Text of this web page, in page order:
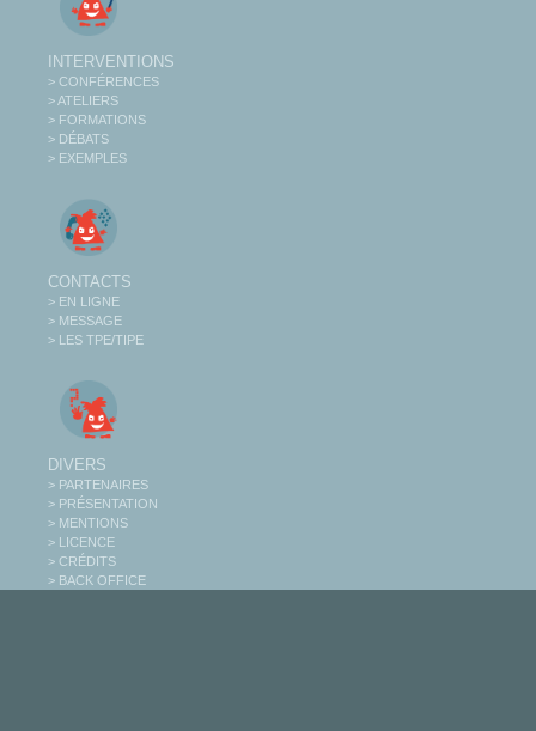
INTERVENTIONS
> CONFÉRENCES
> ATELIERS
> FORMATIONS
> DÉBATS
> EXEMPLES
CONTACTS
> EN LIGNE
> MESSAGE
> LES TPE/TIPE
DIVERS
> PARTENAIRES
> PRÉSENTATION
> MENTIONS
> LICENCE
> CRÉDITS
> BACK OFFICE